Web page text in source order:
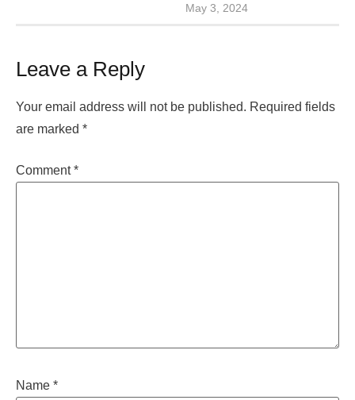
May 3, 2024
Leave a Reply
Your email address will not be published. Required fields
are marked *
Comment*
Name *